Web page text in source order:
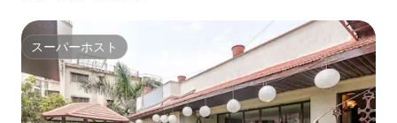
スーパーホスト
スーパーホスト